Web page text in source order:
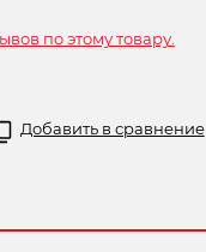
по этому товару.
Добавить в сравнение